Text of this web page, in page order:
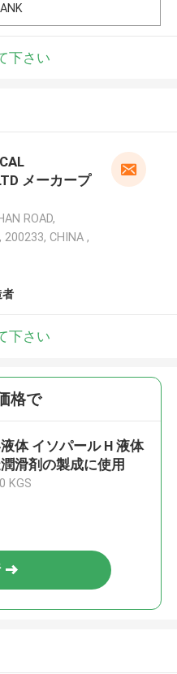
下さい
メーカープ
ROAD,
200233, CHINA ,
者
下さい
格で
体 イソパール H 液体
滑剤の製成に使用
KGS